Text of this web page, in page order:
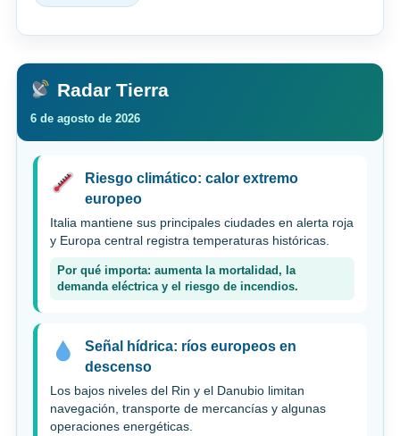
Radar Tierra
6 de agosto de 2026
Riesgo climático: calor extremo
europeo
Italia mantiene sus principales ciudades en alerta roja
y Europa central registra temperaturas históricas.
Por qué importa: aumenta la mortalidad, la
demanda eléctrica y el riesgo de incendios.
Señal hídrica: ríos europeos en
descenso
Los bajos niveles del Rin y el Danubio limitan
navegación, transporte de mercancías y algunas
operaciones energéticas.